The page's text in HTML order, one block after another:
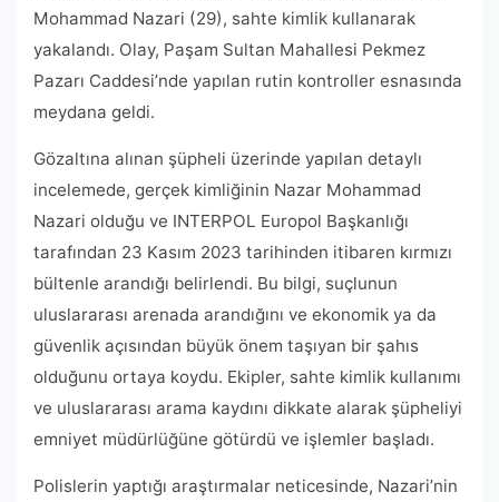
Mohammad Nazari (29), sahte kimlik kullanarak
yakalandı. Olay, Paşam Sultan Mahallesi Pekmez
Pazarı Caddesi’nde yapılan rutin kontroller esnasında
meydana geldi.
Gözaltına alınan şüpheli üzerinde yapılan detaylı
incelemede, gerçek kimliğinin Nazar Mohammad
Nazari olduğu ve INTERPOL Europol Başkanlığı
tarafından 23 Kasım 2023 tarihinden itibaren kırmızı
bültenle arandığı belirlendi. Bu bilgi, suçlunun
uluslararası arenada arandığını ve ekonomik ya da
güvenlik açısından büyük önem taşıyan bir şahıs
olduğunu ortaya koydu. Ekipler, sahte kimlik kullanımı
ve uluslararası arama kaydını dikkate alarak şüpheliyi
emniyet müdürlüğüne götürdü ve işlemler başladı.
Polislerin yaptığı araştırmalar neticesinde, Nazari’nin